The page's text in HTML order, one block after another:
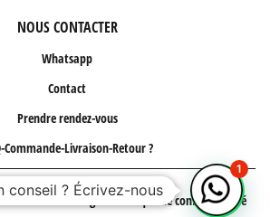
NOUS CONTACTER
Whatsapp
Contact
Prendre rendez-vous
Commande-Livraison-Retour ?
venteMentions légalesPolitique de confidentialité
conseil ? Écrivez-nous
1